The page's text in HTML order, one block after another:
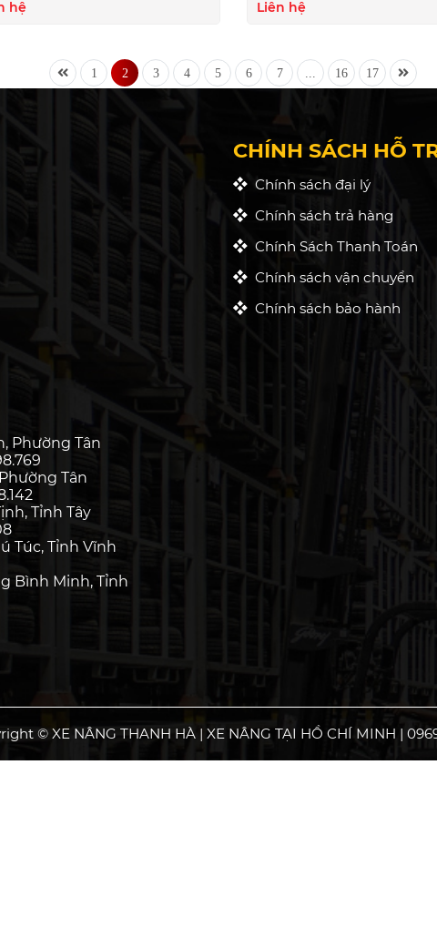
hệ
Liên hệ
1 2 3 4 5 6 7 16 17
Phường Tân
Tân
Tỉnh Tây
Túc, Tỉnh Vĩnh
Bình Minh, Tỉnh
CHÍNH SÁCH HỖ
Chính sách đại lý
Chính sách trả hàng
Chính Sách Thanh Toán
Chính sách vận chuyển
Chính sách bảo hành
© XE NÂNG THANH HÀ | XE NÂNG TẠI HỒ CHÍ MINH |